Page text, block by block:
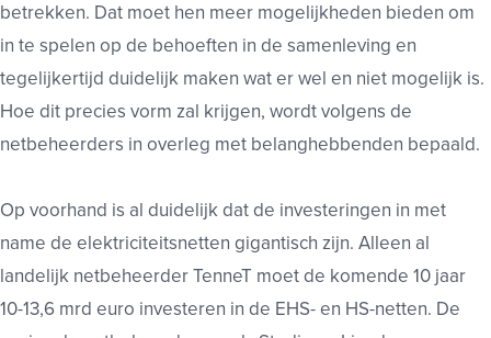
betrekken. Dat moet hen meer mogelijkheden bieden om
in te spelen op de behoeften in de samenleving en
tegelijkertijd duidelijk maken wat er wel en niet mogelijk is.
Hoe dit precies vorm zal krijgen, wordt volgens de
netbeheerders in overleg met belanghebbenden bepaald.
Op voorhand is al duidelijk dat de investeringen in met
name de elektriciteitsnetten gigantisch zijn. Alleen al
landelijk netbeheerder TenneT moet de komende 10 jaar
10-13,6 mrd euro investeren in de EHS- en HS-netten. De